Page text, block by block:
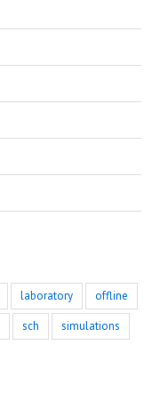
laboratory
offline
sch
simulations